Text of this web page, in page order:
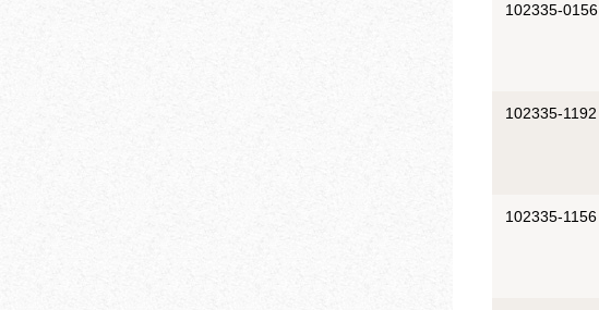
102335-0156
102335-1192
102335-1156